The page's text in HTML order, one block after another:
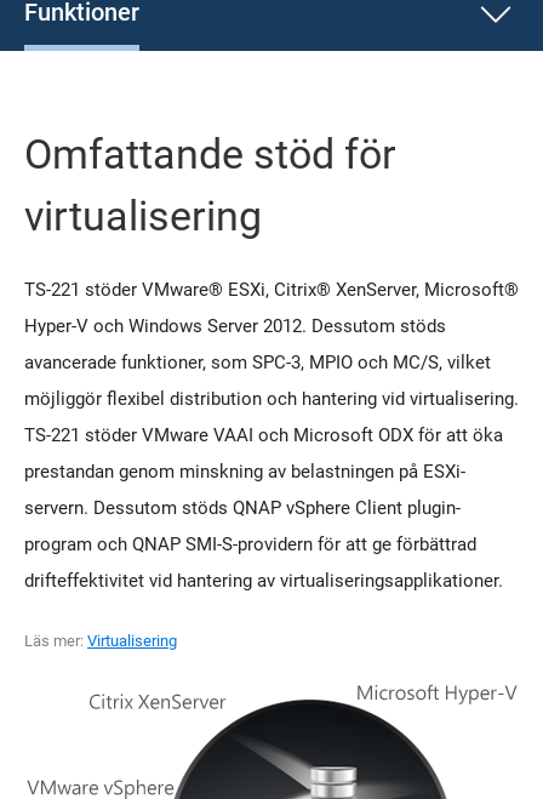
Funktioner
Omfattande stöd för
virtualisering
TS-221 stöder VMware® ESXi, Citrix® XenServer, Microsoft®
Hyper-V och Windows Server 2012. Dessutom stöds
avancerade funktioner, som SPC-3, MPIO och MC/S, vilket
möjliggör flexibel distribution och hantering vid virtualisering.
TS-221 stöder VMware VAAI och Microsoft ODX för att öka
prestandan genom minskning av belastningen på ESXi-
servern. Dessutom stöds QNAP vSphere Client plugin-
program och QNAP SMI-S-providern för att ge förbättrad
drifteffektivitet vid hantering av virtualiseringsapplikationer.
Läs mer: Virtualisering